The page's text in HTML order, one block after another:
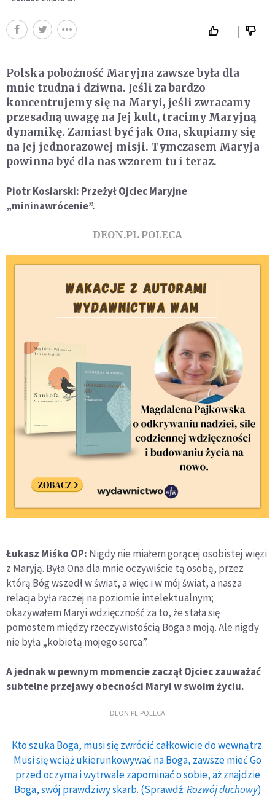
Polska pobożność Maryjna zawsze była dla
mnie trudna i dziwna. Jeśli za bardzo
koncentrujemy się na Maryi, jeśli zwracamy
przesadną uwagę na Jej kult, tracimy Maryjną
dynamikę. Zamiast być jak Ona, skupiamy się
na Jej jednorazowej misji. Tymczasem Maryja
powinna być dla nas wzorem tu i teraz.
Piotr Kosiarski: Przeżył Ojciec Maryjne
„mininawrócenie”.
DEON.PL POLECA
Łukasz Miśko OP: Nigdy nie miałem gorącej osobistej więzi
z Maryją. Była Ona dla mnie oczywiście tą osobą, przez
którą Bóg wszedł w świat, a więc i w mój świat, a nasza
relacja była raczej na poziomie intelektualnym;
okazywałem Maryi wdzięczność za to, że stała się
pomostem między rzeczywistością Boga a moją. Ale nigdy
nie była „kobietą mojego serca”.
A jednak w pewnym momencie zaczął Ojciec zauważać
subtelne przejawy obecności Maryi w swoim życiu.
DEON.PL POLECA
Kto szuka Boga, musi się zwrócić całkowicie do wewnątrz.
Musi się wciąż ukierunkowywać na Boga, zawsze mieć Go
przed oczyma i wytrwale zapominać o sobie, aż znajdzie
Boga, swój prawdziwy skarb. (Sprawdź:Rozwój duchowy)